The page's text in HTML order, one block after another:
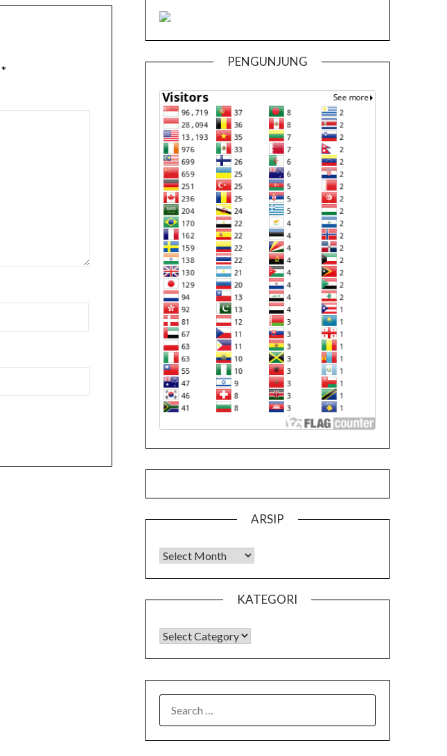
*
PENGUNJUNG
ARSIP
Arsip
KATEGORI
KATEGORI
FOR: